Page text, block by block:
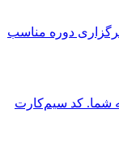
برگزاری دوره مناسب
شما. کد سیم‌کارت